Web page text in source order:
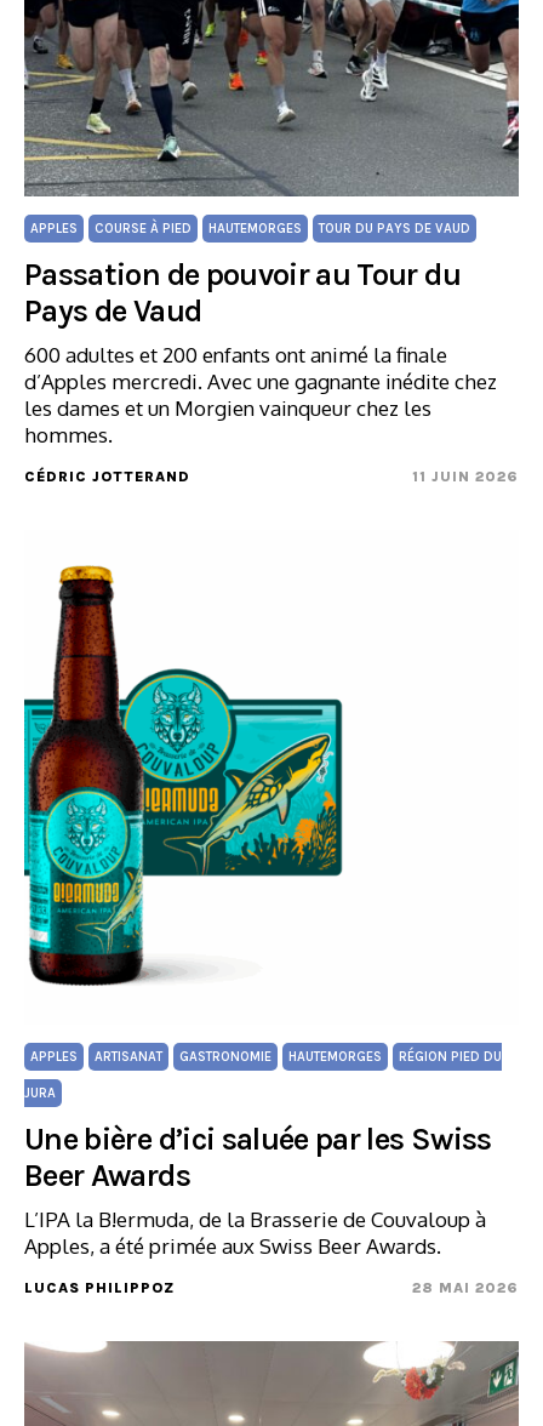
APPLES COURSE À PIED HAUTEMORGES TOUR DU PAYS DE VAUD
Passation de pouvoir au Tour du
Pays de Vaud
600 adultes et 200 enfants ont animé la finale
d’Apples mercredi. Avec une gagnante inédite chez
les dames et un Morgien vainqueur chez les
hommes.
CÉDRIC JOTTERAND 11 JUIN 2026
APPLES ARTISANAT GASTRONOMIE HAUTEMORGES RÉGION PIED DU
JURA
Une bière d’ici saluée par les Swiss
Beer Awards
L’IPA la B!ermuda, de la Brasserie de Couvaloup à
Apples, a été primée aux Swiss Beer Awards.
LUCAS PHILIPPOZ 28 MAI 2026